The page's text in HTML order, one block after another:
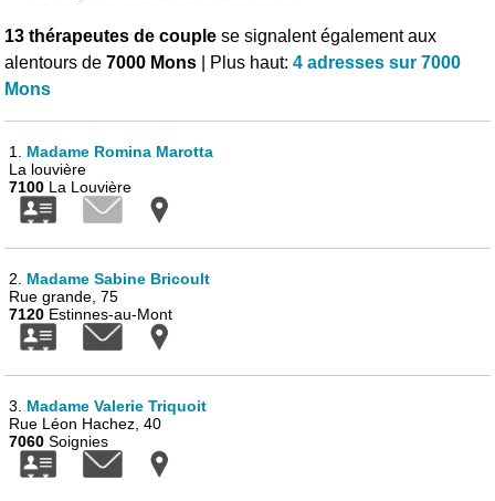
13 thérapeutes de couple se signalent également aux
alentours de7000 Mons | Plus haut:4 adresses sur 7000
Mons
1. Madame Romina Marotta
La louvière
7100 La Louvière
2. Madame Sabine Bricoult
Rue grande, 75
7120 Estinnes-au-Mont
3. Madame Valerie Triquoit
Rue Léon Hachez, 40
7060 Soignies